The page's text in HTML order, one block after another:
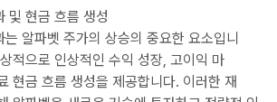
및 현금 흐름 생성
는 알파벳 주가의 상승의 중요한 요소입니
적으로 인상적인 수익 성장, 고이익 마
현금 흐름 생성을 제공합니다. 이러한 재